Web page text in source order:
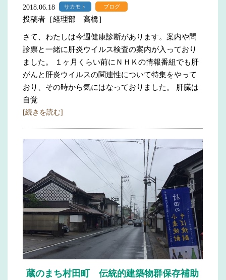
2018.06.18 サカモト ブログ
投稿者［経理部 高橋］
さて、わたしは今週健康診断があります。案内や問
診票と一緒に肝炎ウイルス検査の案内が入っており
ました。 １ヶ月くらい前にＮＨＫの情報番組でも肝
がんと肝炎ウイルスの関連性について特集をやって
おり、その時から気にはなっておりました。 肝臓は
自覚
[続きを読む]
蔵のまち村田町 伝統的建築物群保存補助